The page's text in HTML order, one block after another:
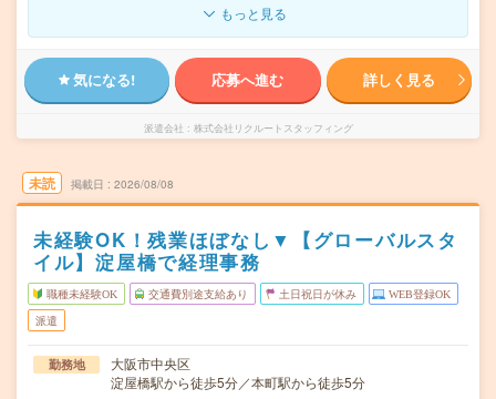
もっと見る
気になる! 応募へ進む 詳しく見る
派遣会社 株式会社リクルートスタッフィング
未読 掲載日 2026/08/08
未経験OK！残業ほぼなし▼【グローバルスタ
イル】淀屋橋で経理事務
職種未経験OK 交通費別途支給あり 土日祝日が休み WEB登録OK
派遣
勤務地
大阪市中央区
淀屋橋駅から徒歩5分／本町駅から徒歩5分